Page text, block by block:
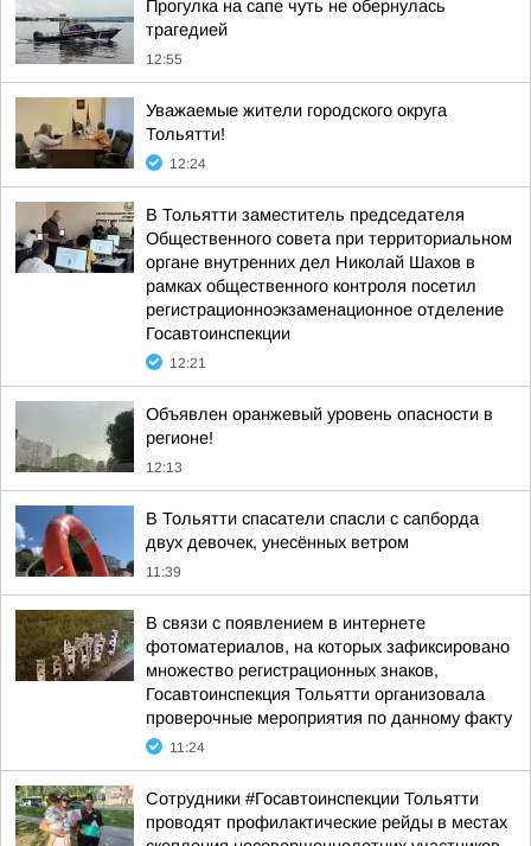
Прогулка на сапе чуть не обернулась
трагедией
12:55
Уважаемые жители городского округа
Тольятти!
12:24
В Тольятти заместитель председателя
Общественного совета при территориальном
органе внутренних дел Николай Шахов в
рамках общественного контроля посетил
регистрационноэкзаменационное отделение
Госавтоинспекции
12:21
Объявлен оранжевый уровень опасности в
регионе!
12:13
В Тольятти спасатели спасли с сапборда
двух девочек, унесённых ветром
11:39
В связи с появлением в интернете
фотоматериалов, на которых зафиксировано
множество регистрационных знаков,
Госавтоинспекция Тольятти организовала
проверочные мероприятия по данному факту
11:24
Сотрудники #Госавтоинспекции Тольятти
проводят профилактические рейды в местах